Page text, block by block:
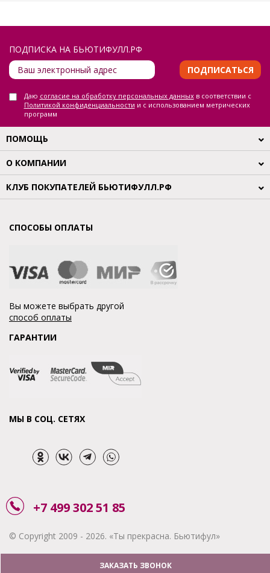
ПОДПИСКА НА БЬЮТИФУЛЛ.РФ
ПОДПИСАТЬСЯ
Даю согласие на обработку персональных данныхв соответствии с
Политикой конфиденциальности и с использованием метрических
программ
ПОМОЩЬ
О КОМПАНИИ
КЛУБ ПОКУПАТЕЛЕЙ БЬЮТИФУЛЛ.РФ
СПОСОБЫ ОПЛАТЫ
Вы можете выбрать другой
способ оплаты
ГАРАНТИИ
МЫ В СОЦ. СЕТЯХ
+7 499 302 51 85
© Copyright 2009 - 2026. «Ты прекрасна. Бьютифул»
ЗАКАЗАТЬ ЗВОНОК